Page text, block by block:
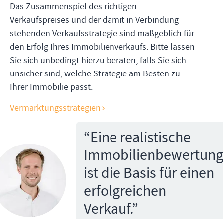
Das Zusammenspiel des richtigen
Verkaufspreises und der damit in Verbindung
stehenden Verkaufsstrategie sind maßgeblich für
den Erfolg Ihres Immobilienverkaufs. Bitte lassen
Sie sich unbedingt hierzu beraten, falls Sie sich
unsicher sind, welche Strategie am Besten zu
Ihrer Immobilie passt.
Vermarktungsstrategien
“Eine realistische
Immobilienbewertung
ist die Basis für einen
erfolgreichen
Verkauf.”